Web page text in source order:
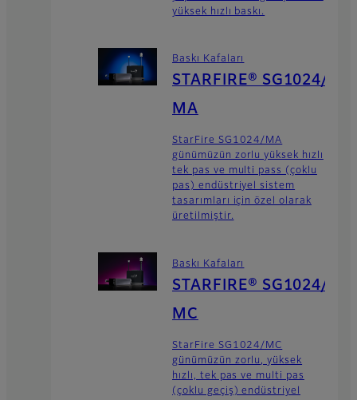
yüksek hızlı baskı.
Baskı Kafaları
STARFIRE® SG1024/
MA
StarFire SG1024/MA
günümüzün zorlu yüksek hızlı
tek pas ve multi pass (çoklu
pas) endüstriyel sistem
tasarımları için özel olarak
üretilmiştir.
Baskı Kafaları
STARFIRE® SG1024/
MC
StarFire SG1024/MC
günümüzün zorlu, yüksek
hızlı, tek pas ve multi pas
(çoklu geçiş) endüstriyel